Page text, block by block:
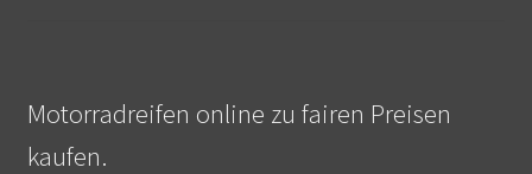
Motorradreifen online zu fairen Preisen
kaufen.